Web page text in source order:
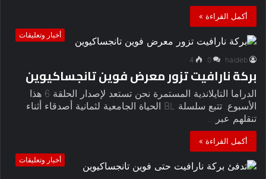
أكمل القراءة »
أخبار وتعليقات
haideb
0
4
بركة نارافيت تزور معرض فوين تانجساكيوين
الدراما التايلاندية المستمرة نحن تستعد لإصدار الحلقة 6 هذا
الأسبوع. تتبع سلسلة BL الحياة الجامعية لثمانية أصدقاء أثناء
تنقلهم عبر…
أكمل القراءة »
أخبار وتعليقات